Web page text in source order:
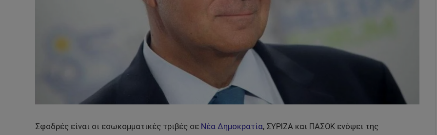
Σφοδρές είναι οι εσωκομματικές τριβές σε Νέα Δημοκρατία, ΣΥΡΙΖΑ και ΠΑΣΟΚ ενόψει της